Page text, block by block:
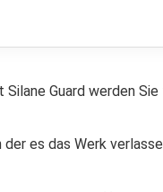
Silane Guard werden
der es das Werk